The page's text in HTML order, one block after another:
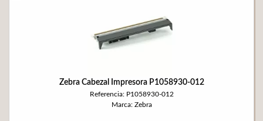
Zebra Cabezal Impresora P1058930-012
Referencia: P1058930-012
Marca: Zebra